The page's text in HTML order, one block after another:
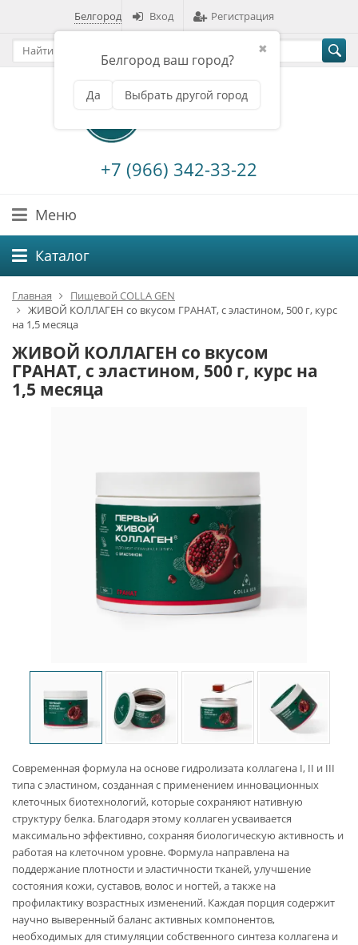
Белгород
✖
Белгород ваш город?
Да Выбрать другой город
Вход Регистрация
+7 (966) 342-33-22
Меню
Каталог
Главная
Пищевой COLLA GEN
ЖИВОЙ КОЛЛАГЕН со вкусом ГРАНАТ, с эластином, 500 г, курс
на 1,5 месяца
ЖИВОЙ КОЛЛАГЕН со вкусом
ГРАНАТ, с эластином, 500 г, курс на
1,5 месяца
Современная формула на основе гидролизата коллагена I, II и III
типа с эластином, созданная с применением инновационных
клеточных биотехнологий, которые сохраняют нативную
структуру белка. Благодаря этому коллаген усваивается
максимально эффективно, сохраняя биологическую активность и
работая на клеточном уровне. Формула направлена на
поддержание плотности и эластичности тканей, улучшение
состояния кожи, суставов, волос и ногтей, а также на
профилактику возрастных изменений. Каждая порция содержит
научно выверенный баланс активных компонентов,
необходимых для стимуляции собственного синтеза коллагена и